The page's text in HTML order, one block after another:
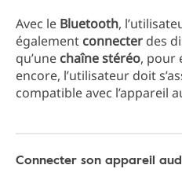
Avec le Bluetooth,
également connecter des
qu’une chaîne stéréo, pour
encore, l’utilisateur doit
compatible avec l’appareil
Connecter son appareil